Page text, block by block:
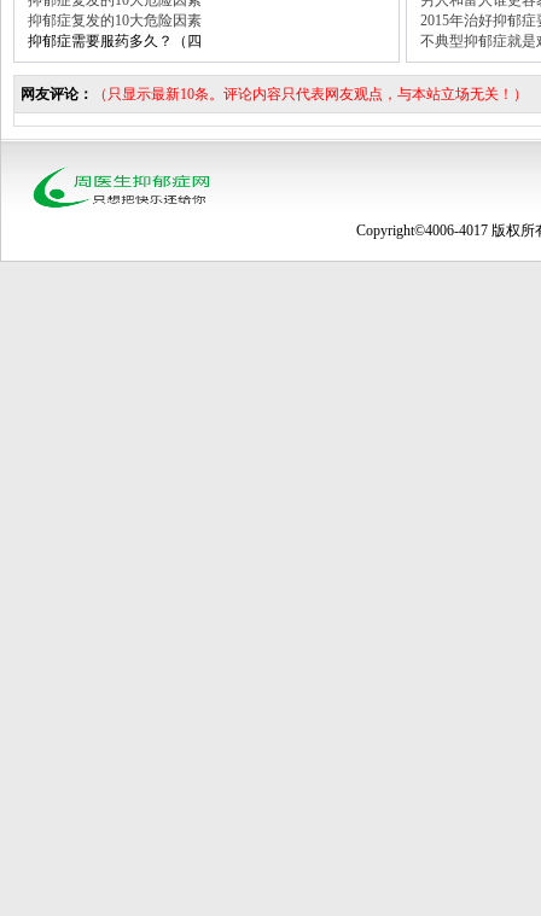
抑郁症复发的10大危险因素
抑郁症需要服药多久？（四
2015年治好抑郁症
不典型抑郁症就是
网友评论： （只显示最新10条。评论内容只代表网友观点，与本站立场无关！）
Copyright©4006-4017 版权